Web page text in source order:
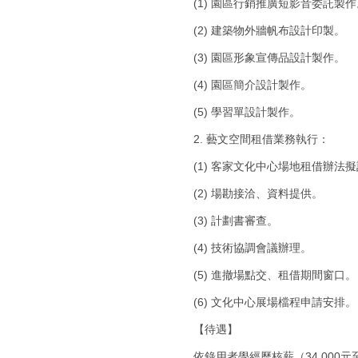
(1) 園區行銷推廣短影音委託製作
(2) 建築物外牆帆布設計印製。
(3) 園區形象宣傳品設計製作。
(4) 園區簡介設計製作。
(5) 學習單設計製作。
2. 藝文空間租借業務執行：
(1) 客家文化中心場地租借辦法擬
(2) 場勘接洽、資料提供。
(3) 計劃書審查。
(4) 技術協調會議辦理。
(5) 進撤場點交、租借期間窗口。
(6) 文化中心展場檔程申請安排。
【待遇】